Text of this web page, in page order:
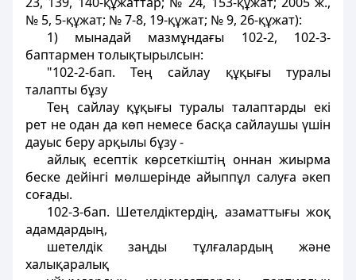
№ 5, 5-құжат; № 7-8, 19-құжат; № 9, 26-құжат):
1) мынадай мазмұндағы 102-2, 102-3-
баптармен толықтырылсын:
"102-2-бап. Тең сайлау құқығы туралы
талапты бұзу
Тең сайлау құқығы туралы талаптарды екi
рет не одан да көп немесе басқа сайлаушы үшiн
дауыс беру арқылы бұзу -
айлық есептiк көрсеткіштiң оннан жиырма
беске дейiнгi мөлшерiнде айыппұл салуға әкеп
соғады.
102-3-бап. Шетелдiктердiң, азаматтығы жоқ
адамдардың,
шетелдiк заңды тұлғалардың және
халықаралық